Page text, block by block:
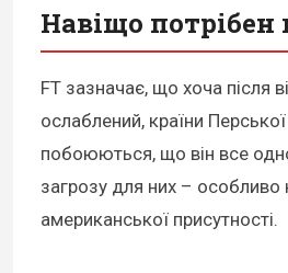
Навіщо потрібен
FT зазначає, що хоча після
ослаблений, країни
побоюються, що він все
загрозу для них – особливо
американської присутності.